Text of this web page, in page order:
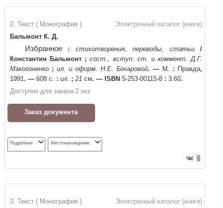
Электронный каталог (книги)
2. Текст ( Монография ).
Бальмонт К. Д.
Избранное : стихотворения, переводы, статьи
/
Константин Бальмонт ; сост., вступ. ст. и коммент. Д.Г.
Макогоненко ; ил. и оформ. Н.Е. Бочаровой. — М. : Правда,
1991. —608 с. : ил. ; 21 см. — ISBN 5-253-00115-8 : 3.60.
Доступно для заказа:2 экз.
Заказ документа
Подробнее Местонахождение
Электронный каталог (книги)
3. Текст ( Монография ).